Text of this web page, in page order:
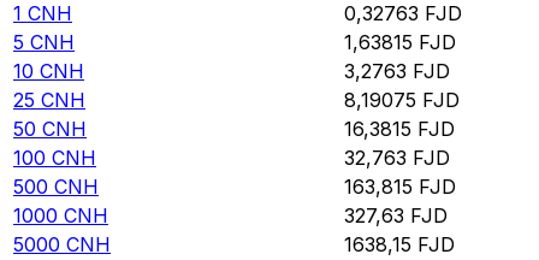
1 CNH 0,32763 FJD
5 CNH 1,63815 FJD
10 CNH 3,2763 FJD
25 CNH 8,19075 FJD
50 CNH 16,3815 FJD
100 CNH 32,763 FJD
500 CNH 163,815 FJD
1000 CNH 327,63 FJD
5000 CNH 1638,15 FJD